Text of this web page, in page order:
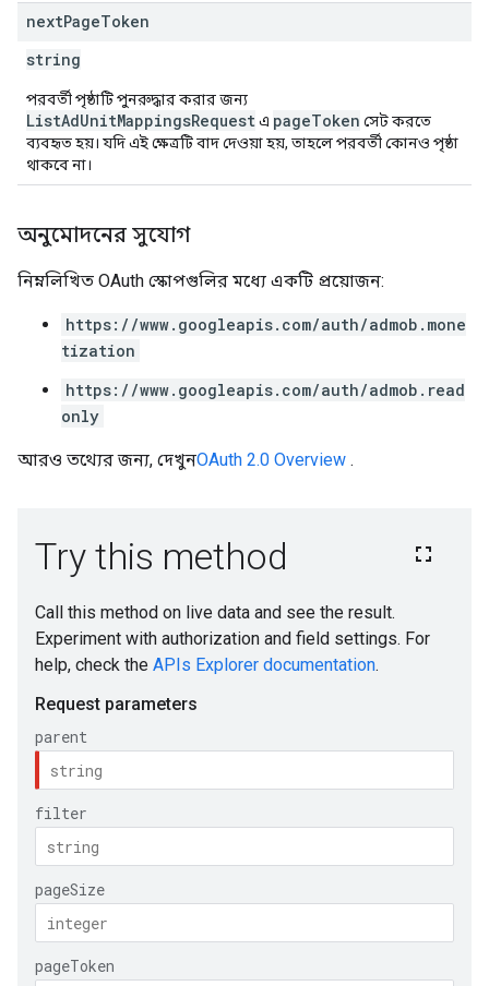
nextPageToken
string
পরবর্তী পৃষ্ঠাটি পুনরুদ্ধার করার জন্য
ListAdUnitMappingsRequestএ pageToken সেট করতে
ব্যবহৃত হয়। যদি এই ক্ষেত্রটি বাদ দেওয়া হয়, তাহলে পরবর্তী কোনও পৃষ্ঠা
থাকবে না।
অনুমোদনের সুযোগ
নিম্নলিখিত OAuth স্কোপগুলির মধ্যে একটি প্রয়োজন:
https://www.googleapis.com/auth/admob.mone
tization
https://www.googleapis.com/auth/admob.read
only
আরও তথ্যের জন্য, দেখুনOAuth 2.0 Overview .